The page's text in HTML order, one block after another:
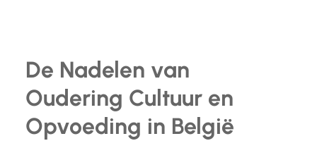
De Nadelen van
Oudering Cultuur en
Opvoeding in België